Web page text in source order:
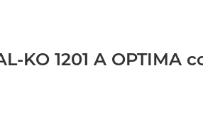
KO 1201 A OPTIMA